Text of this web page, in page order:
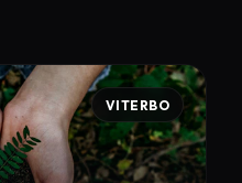
VITERBO